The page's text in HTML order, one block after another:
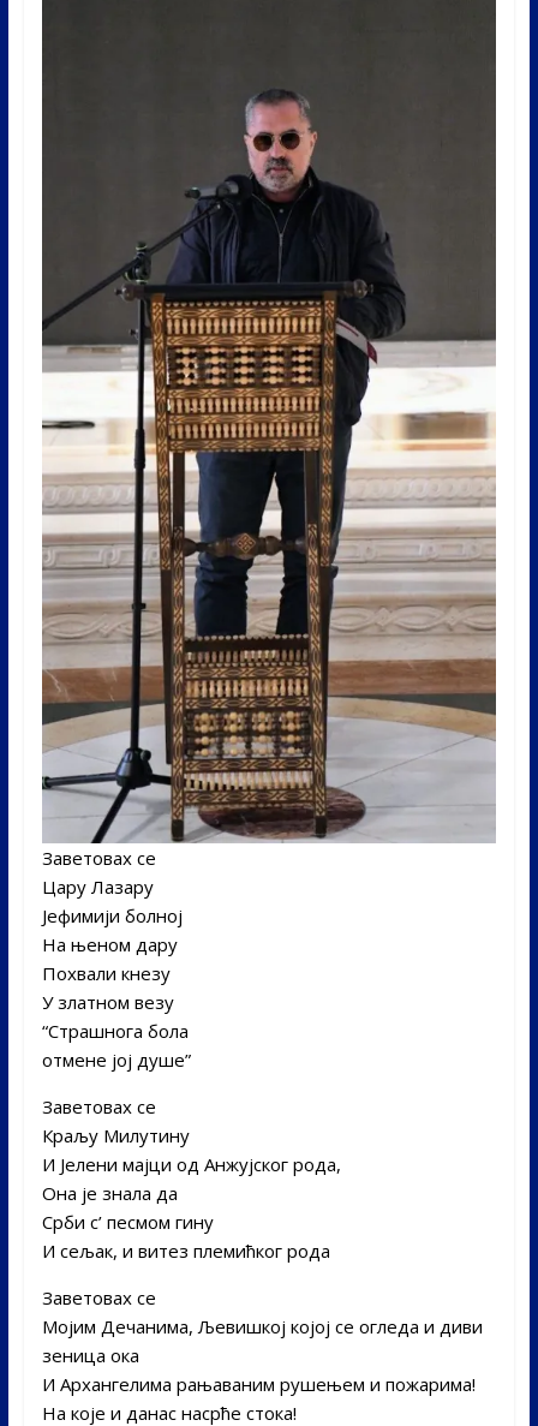
Заветовах се
Цару Лазару
Јефимији болној
На њеном дару
Похвали кнезу
У златном везу
“Страшнога бола
отмене јој душе”
Заветовах се
Краљу Милутину
И Јелени мајци од Анжујског рода,
Она је знала да
Срби с’ песмом гину
И сељак, и витез племићког рода
Заветовах се
Мојим Дечанима, Љевишкој којој се огледа и диви
зеница ока
И Архангелима рањаваним рушењем и пожарима!
На које и данас насрће стока!